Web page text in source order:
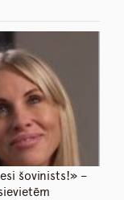
šovinists!» –